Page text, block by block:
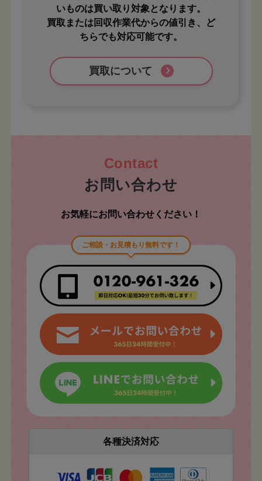
いものは買い取り対象となります。
買取または回収作業代からの値引き、ど
ちらでも対応可能です。
買取について
お問い合わせ
お気軽にお問い合わせください！
ご相談・お見積もり無料です！
各種決済対応